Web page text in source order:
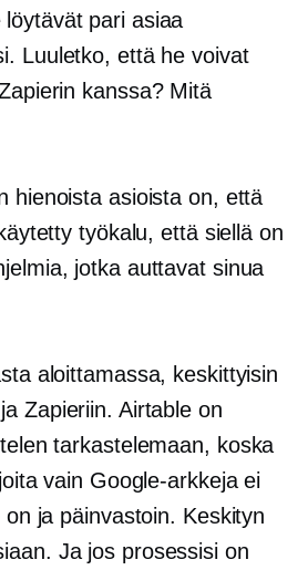
löytävät pari asiaa
Luuletko, että he voivat
kanssa? Mitä
hienoista asioista on, että
työkalu, että siellä on
jotka auttavat sinua
aloittamassa, keskittyisin
Zapieriin. Airtable on
tarkastelemaan, koska
vain Google-arkkeja ei
on ja päinvastoin. Keskityn
Ja jos prosessisi on